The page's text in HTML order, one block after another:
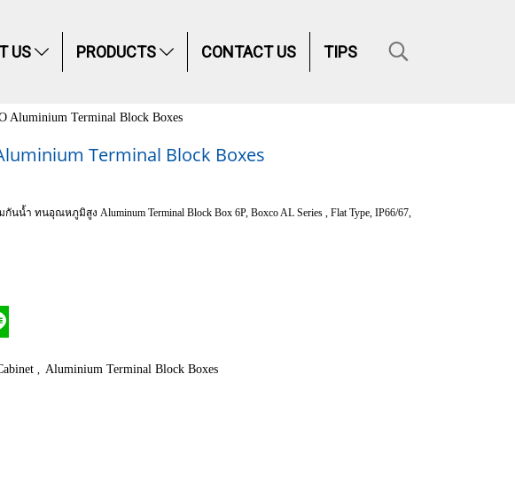
US PRODUCTS CONTACT US TIPS
Aluminium Terminal Block Boxes
Terminal Block Boxes
น้ำ ทนอุณหภูมิสูง Aluminum Terminal Block Box 6P, Boxco AL Series , Flat Type, IP66/67,
Aluminium Terminal Block Boxes